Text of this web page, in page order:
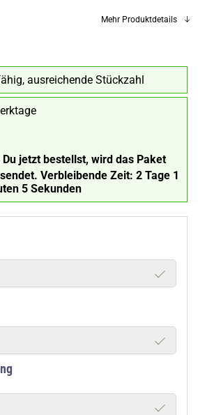
Mehr Produktdetails
ausreichende Stückzahl
Du jetzt bestellst, wird das Paket
Verbleibende Zeit: 2 Tage 1
4 Sekunden